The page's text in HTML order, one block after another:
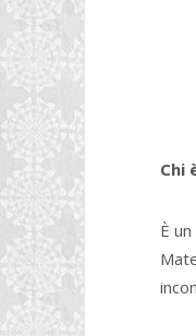
Chi
È